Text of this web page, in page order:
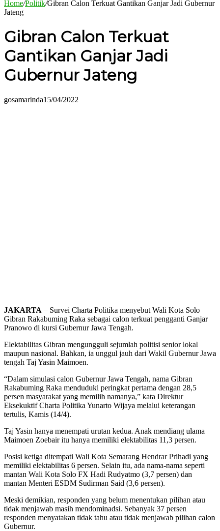
Home/Politik/Gibran Calon Terkuat Gantikan Ganjar Jadi Gubernur
Jateng
Gibran Calon Terkuat
Gantikan Ganjar Jadi
Gubernur Jateng
gosamarinda15/04/2022
JAKARTA – Survei Charta Politika menyebut Wali Kota Solo
Gibran Rakabuming Raka sebagai calon terkuat pengganti Ganjar
Pranowo di kursi Gubernur Jawa Tengah.
Elektabilitas Gibran mengungguli sejumlah politisi senior lokal
maupun nasional. Bahkan, ia unggul jauh dari Wakil Gubernur Jawa
tengah Taj Yasin Maimoen.
“Dalam simulasi calon Gubernur Jawa Tengah, nama Gibran
Rakabuming Raka menduduki peringkat pertama dengan 28,5
persen masyarakat yang memilih namanya,” kata Direktur
Eksekuktif Charta Politika Yunarto Wijaya melalui keterangan
tertulis, Kamis (14/4).
Taj Yasin hanya menempati urutan kedua. Anak mendiang ulama
Maimoen Zoebair itu hanya memiliki elektabilitas 11,3 persen.
Posisi ketiga ditempati Wali Kota Semarang Hendrar Prihadi yang
memiliki elektabilitas 6 persen. Selain itu, ada nama-nama seperti
mantan Wali Kota Solo FX Hadi Rudyatmo (3,7 persen) dan
mantan Menteri ESDM Sudirman Said (3,6 persen).
Meski demikian, responden yang belum menentukan pilihan atau
tidak menjawab masih mendominadsi. Sebanyak 37 persen
responden menyatakan tidak tahu atau tidak menjawab pilihan calon
Gubernur.